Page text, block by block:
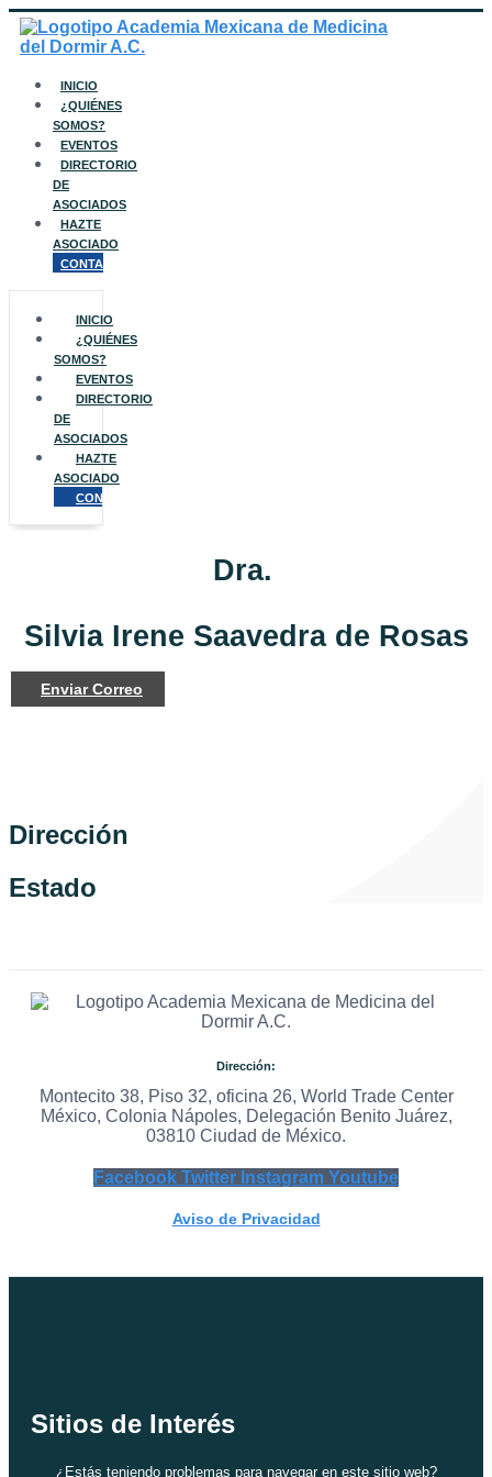
Ir
al
contenido
Siguenos en:
Facebook Twitter
Aquí
INICIO
¿QUIÉNES
SOMOS?
EVENTOS
DIRECTORIO
DE
ASOCIADOS
HAZTE
ASOCIADO
CONTACTO
INICIO
¿QUIÉNES
SOMOS?
EVENTOS
DIRECTORIO
DE
ASOCIADOS
HAZTE
ASOCIADO
CONTACTO
Dra.
Silvia Irene Saavedra de Rosas
Enviar Correo
Dirección
Estado
Dirección:
Montecito 38, Piso 32, oficina 26, World Trade Center
México, Colonia Nápoles, Delegación Benito Juárez,
03810 Ciudad de México.
Facebook Twitter Instagram Youtube
Aviso de Privacidad
Sitios de Interés
¿Estás teniendo problemas para navegar en este sitio web?